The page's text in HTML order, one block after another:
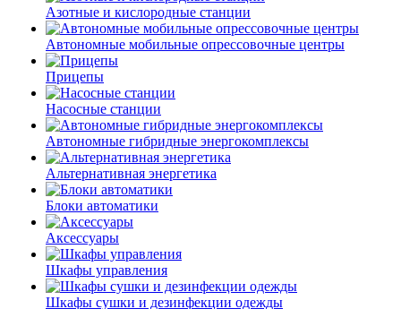
Азотные и кислородные станции
Автономные мобильные опрессовочные центры
Прицепы
Насосные станции
Автономные гибридные энергокомплексы
Альтернативная энергетика
Блоки автоматики
Аксессуары
Шкафы управления
Шкафы сушки и дезинфекции одежды